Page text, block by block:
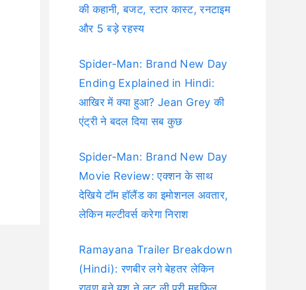
की कहानी, बजट, स्टार कास्ट, रनटाइम
और 5 बड़े रहस्य
Spider-Man: Brand New Day
Ending Explained in Hindi:
आखिर में क्या हुआ? Jean Grey की
एंट्री ने बदल दिया सब कुछ
Spider-Man: Brand New Day
Movie Review: एक्शन के साथ
देखिये टॉम हॉलैंड का इमोशनल अवतार,
लेकिन मल्टीवर्स करेगा निराश
Ramayana Trailer Breakdown
(Hindi): रणबीर लगे बेहतर लेकिन